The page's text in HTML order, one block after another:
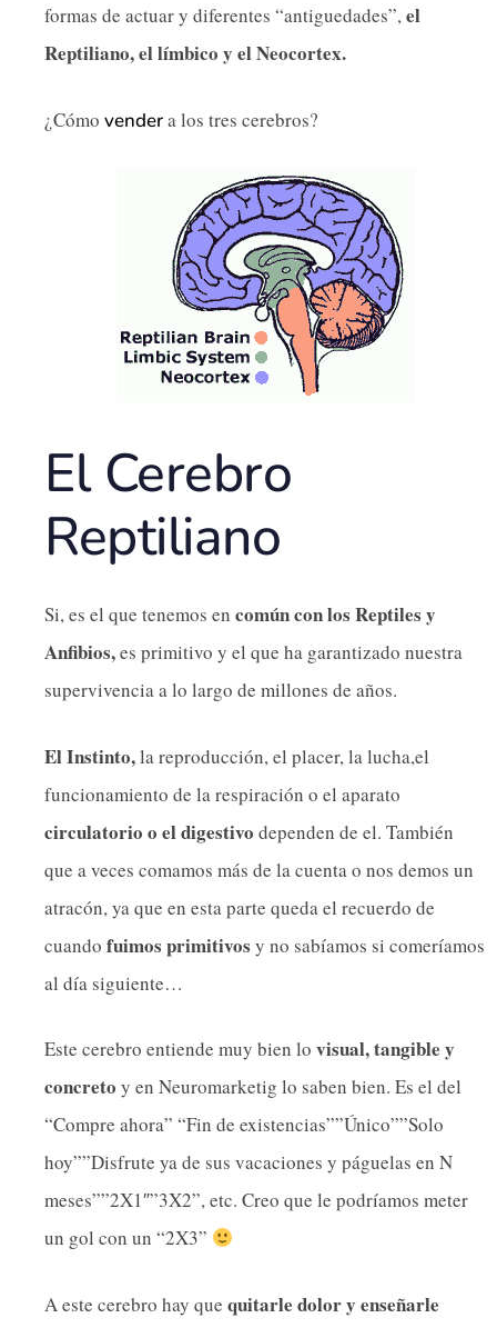
formas de actuar y diferentes “antiguedades”,el
Reptiliano, el límbico y el Neocortex.
¿Cómo vendera los tres cerebros?
El Cerebro
Reptiliano
Si, es el que tenemos en común con los Reptiles y
Anfibios,es primitivo y el que ha garantizado nuestra
supervivencia a lo largo de millones de años.
El Instinto,la reproducción, el placer, la lucha,el
funcionamiento de la respiración o el aparato
circulatorio o el digestivo dependen de el. También
que a veces comamos más de la cuenta o nos demos un
atracón, ya que en esta parte queda el recuerdo de
cuando fuimos primitivos y no sabíamos si comeríamos
al día siguiente…
Este cerebro entiende muy bien lo visual, tangible y
concreto y en Neuromarketig lo saben bien. Es el del
“Compre ahora” “Fin de existencias””Único””Solo
hoy””Disfrute ya de sus vacaciones y páguelas en N
meses””2X1″”3X2”, etc. Creo que le podríamos meter
un gol con un “2X3”
A este cerebro hay que quitarle dolor y enseñarle